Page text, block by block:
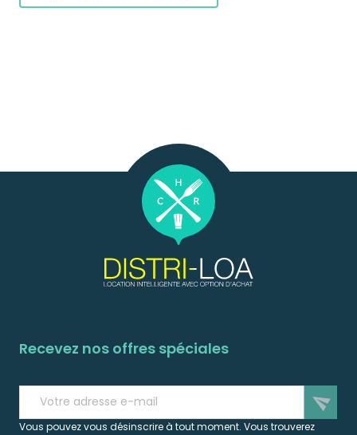
Recevez nos offres spéciales
send
Vous pouvez vous désinscrire à tout moment. Vous trouverez